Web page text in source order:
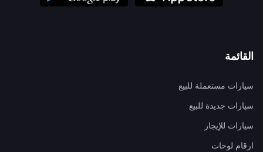
القائمة
سيارات مستعملة للبيع
سيارات جديدة للبيع
سيارات للإيجار
ارقام لوحات